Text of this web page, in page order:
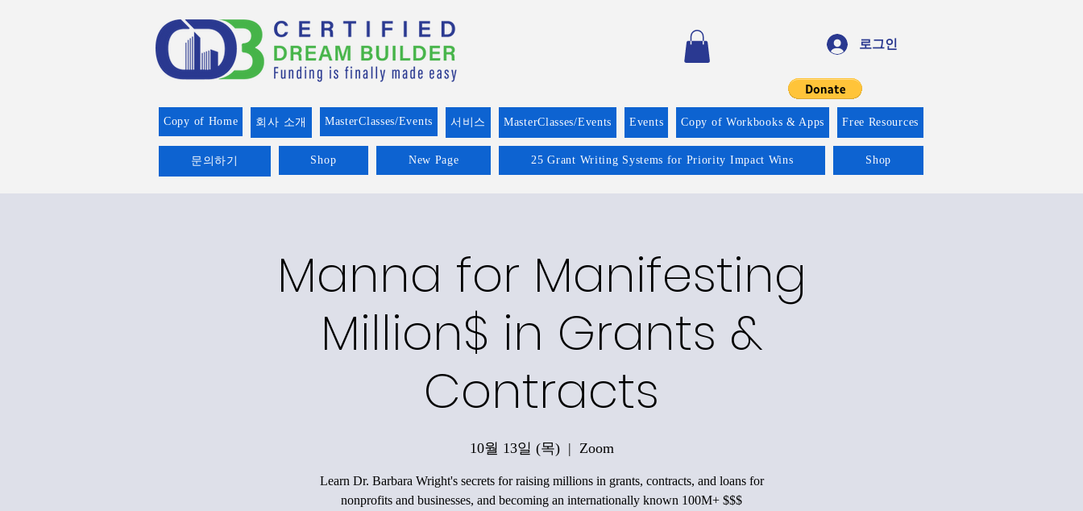
로그인
Copy of Home 회사 소개 MasterClasses/Events 서비스 MasterClasses/Events Events Copy of Workbooks & Apps Free Resources
문의하기 Shop New Page 25 Grant Writing Systems for Priority Impact Wins Shop
Manna for Manifesting
Million$ in Grants &
Contracts
10월 13일 (목)
  |
Zoom
Learn Dr. Barbara Wright's secrets for raising millions in grants, contracts, and loans for
nonprofits and businesses, and becoming an internationally known 100M+ $$$